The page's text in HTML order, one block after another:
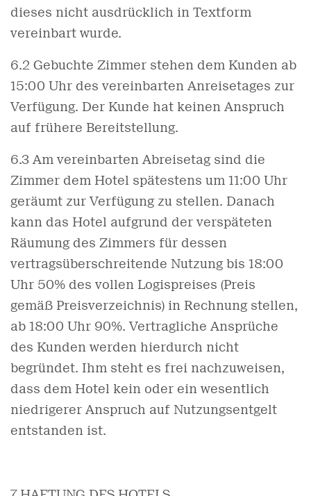
dieses nicht ausdrücklich in Textform
vereinbart wurde.
6.2 Gebuchte Zimmer stehen dem Kunden ab
15:00 Uhr des vereinbarten Anreisetages zur
Verfügung. Der Kunde hat keinen Anspruch
auf frühere Bereitstellung.
6.3 Am vereinbarten Abreisetag sind die
Zimmer dem Hotel spätestens um 11:00 Uhr
geräumt zur Verfügung zu stellen. Danach
kann das Hotel aufgrund der verspäteten
Räumung des Zimmers für dessen
vertragsüberschreitende Nutzung bis 18:00
Uhr 50% des vollen Logispreises (Preis
gemäß Preisverzeichnis) in Rechnung stellen,
ab 18:00 Uhr 90%. Vertragliche Ansprüche
des Kunden werden hierdurch nicht
begründet. Ihm steht es frei nachzuweisen,
dass dem Hotel kein oder ein wesentlich
niedrigerer Anspruch auf Nutzungsentgelt
entstanden ist.